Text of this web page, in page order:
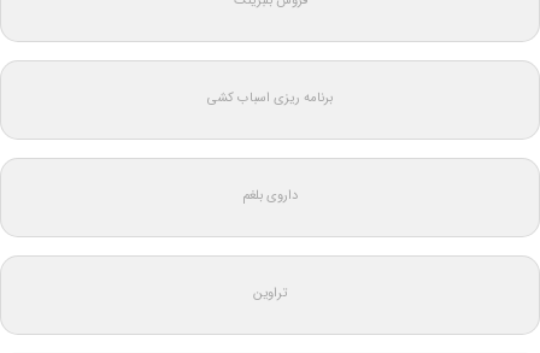
برنامه ریزی اسباب کشی
داروی بلغم
تراوین